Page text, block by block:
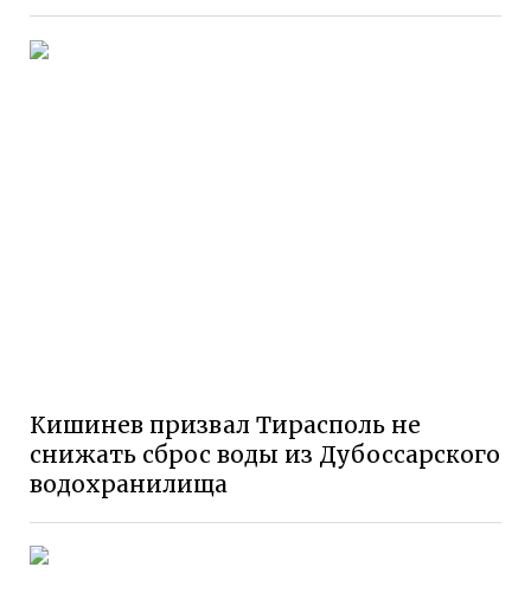
Кишинев призвал Тирасполь не
снижать сброс воды из Дубоссарского
водохранилища